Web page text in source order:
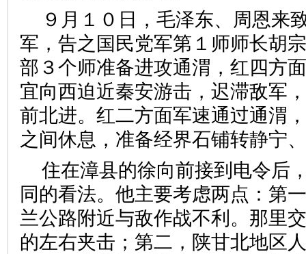
９月１０日，毛泽东、周恩来
军，告之国民党军第１师师长胡
部３个师准备进攻通渭，红四方
宜向西迫近秦安游击，迟滞敌军
前北进。红二方面军速通过通渭
之间休息，准备经界石铺转静宁
住在漳县的徐向前接到电令后
同的看法。他主要考虑两点：第
兰公路附近与敌作战不利。那里
的左右夹击；第二，陕甘北地区